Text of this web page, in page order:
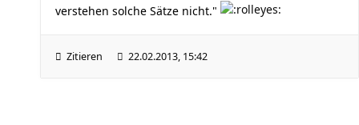
verstehen solche Sätze nicht."
Zitieren 22.02.2013, 15:42